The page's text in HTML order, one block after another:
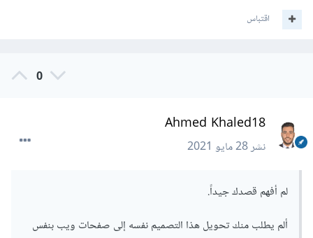
اقتباس
0
Ahmed Khaled18
نشر28 مايو 2021
لم أفهم قصدك جيداً.
ألم يطلب منك تحويل هذا التصميم نفسه إلى صفحات ويب بنفس